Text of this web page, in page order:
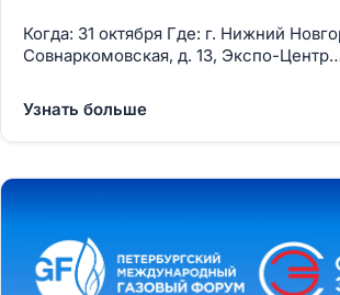
Когда: 31 октября Где: г. Нижний
Совнаркомовская, д. 13, Экспо-Центр
Узнать больше